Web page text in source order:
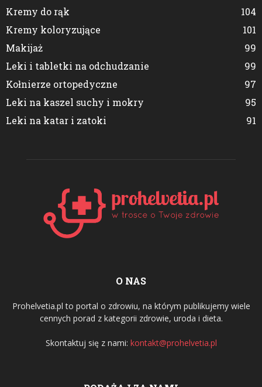
Kremy do rąk
104
Kremy koloryzujące
101
Makijaż
99
Leki i tabletki na odchudzanie
99
Kołnierze ortopedyczne
97
Leki na kaszel suchy i mokry
95
Leki na katar i zatoki
91
O NAS
Prohelvetia.pl to portal o zdrowiu, na którym publikujemy wiele
cennych porad z kategorii zdrowie, uroda i dieta.
Skontaktuj się z nami: kontakt@prohelvetia.pl